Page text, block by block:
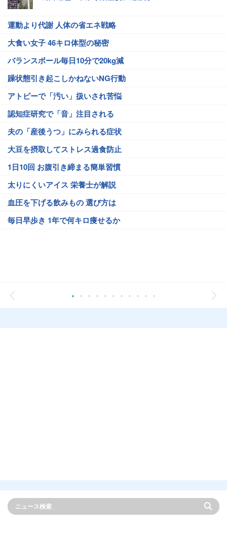
運動より代謝 人体の省エネ戦略
大食い女子 46キロ体型の秘密
バランスボール毎日10分で20kg減
躁状態引き起こしかねないNG行動
アトピーで「汚い」扱いされ苦悩
認知症研究で「音」注目される
夫の「産後うつ」にみられる症状
大豆を摂取してストレス過食防止
1日10回 お腹引き締まる簡単習慣
太りにくいアイス 栄養士が解説
血圧を下げる飲みもの 選び方は
毎日早歩き 1年で何キロ痩せるか